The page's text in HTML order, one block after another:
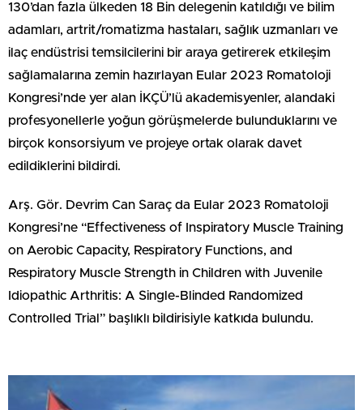
130’dan fazla ülkeden 18 Bin delegenin katıldığı ve bilim
adamları, artrit/romatizma hastaları, sağlık uzmanları ve
ilaç endüstrisi temsilcilerini bir araya getirerek etkileşim
sağlamalarına zemin hazırlayan Eular 2023 Romatoloji
Kongresi’nde yer alan İKÇÜ’lü akademisyenler, alandaki
profesyonellerle yoğun görüşmelerde bulunduklarını ve
birçok konsorsiyum ve projeye ortak olarak davet
edildiklerini bildirdi.
Arş. Gör. Devrim Can Saraç da Eular 2023 Romatoloji
Kongresi’ne “Effectiveness of Inspiratory Muscle Training
on Aerobic Capacity, Respiratory Functions, and
Respiratory Muscle Strength in Children with Juvenile
Idiopathic Arthritis: A Single-Blinded Randomized
Controlled Trial” başlıklı bildirisiyle katkıda bulundu.